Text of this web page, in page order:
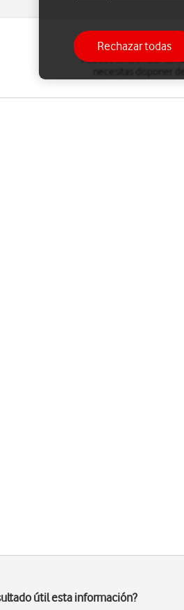
Puedes sincronizar
útil esta información?
Rechazar todas